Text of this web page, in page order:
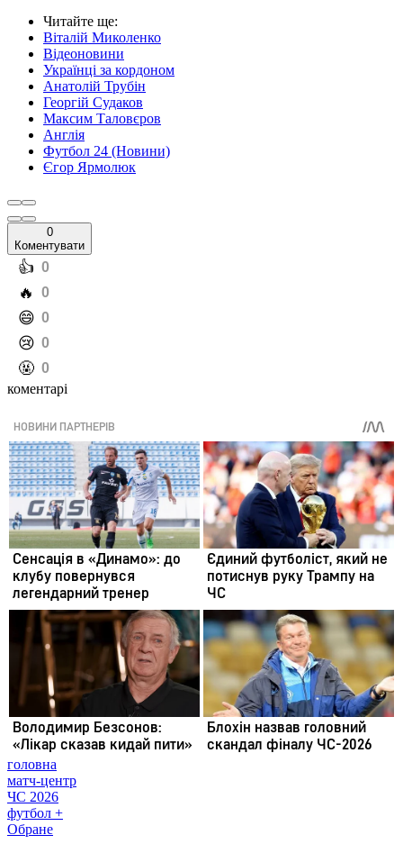
Читайте ще:
Віталій Миколенко
Відеоновини
Українці за кордоном
Анатолій Трубін
Георгій Судаков
Максим Таловєров
Англія
Футбол 24 (Новини)
Єгор Ярмолюк
0
Коментувати
️👍 0
️🔥 0
️😄 0
️😢 0
️🤬 0
коментарі
головна
матч-центр
ЧС 2026
футбол +
Обране